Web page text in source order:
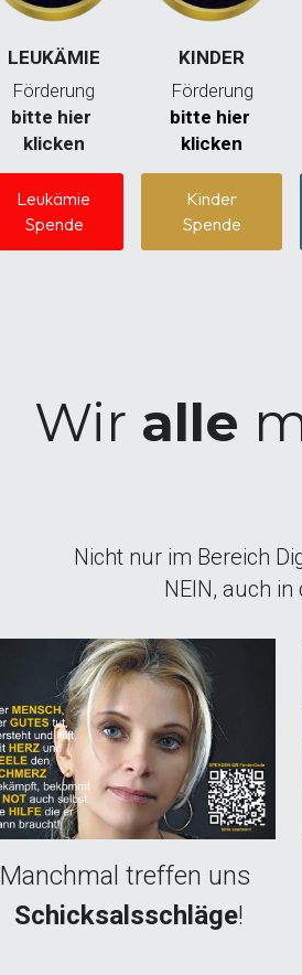
LEUKÄMIE
Förderung
bitte hier
klicken
Leukämie
Spende
KINDER
Förderung
bitte hier
klicken
Kinder
Spende
Wir alle
Nicht nur im Bereich
NEIN, auch in
Manchmal treffen uns
Schicksalsschläge!